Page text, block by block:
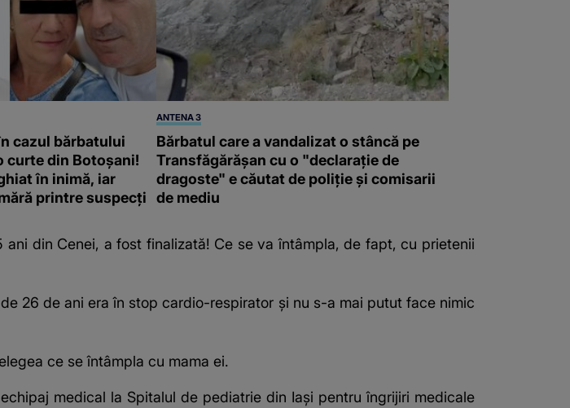
cazul bărbatului
din Botoșani!
în inimă, iar
printre suspecți
ANTENA 3
Bărbatul care a vandalizat o stâncă pe
Transfăgărășan cu o "declaraţie de
dragoste" e căutat de poliție și comisarii
de mediu
din Cenei, a fost finalizată! Ce se va întâmpla, de fapt, cu prietenii
26 de ani era în stop cardio-respirator și nu s-a mai putut face nimic
ce se întâmpla cu mama ei.
medical la Spitalul de pediatrie din Iaşi pentru îngrijiri medicale